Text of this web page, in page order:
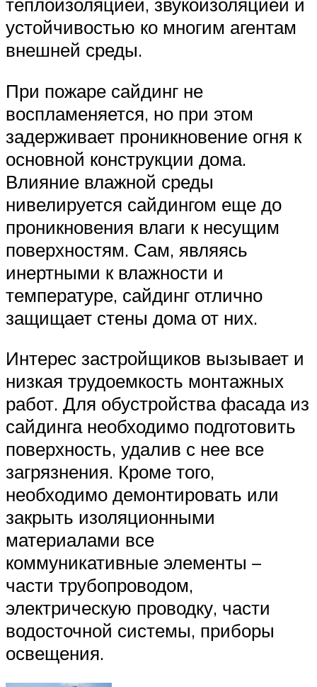
устойчивостью ко многим агентам
внешней среды.
При пожаре сайдинг не
воспламеняется, но при этом
задерживает проникновение огня к
основной конструкции дома.
Влияние влажной среды
нивелируется сайдингом еще до
проникновения влаги к несущим
поверхностям. Сам, являясь
инертными к влажности и
температуре, сайдинг отлично
защищает стены дома от них.
Интерес застройщиков вызывает и
низкая трудоемкость монтажных
работ. Для обустройства фасада из
сайдинга необходимо подготовить
поверхность, удалив с нее все
загрязнения. Кроме того,
необходимо демонтировать или
закрыть изоляционными
материалами все
коммуникативные элементы –
части трубопроводом,
электрическую проводку, части
водосточной системы, приборы
освещения.